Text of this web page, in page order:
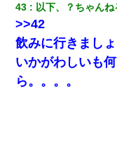
43 以下、？ちゃん
>>42
飲みに行きまし
いかがわしいも
ら。。。。